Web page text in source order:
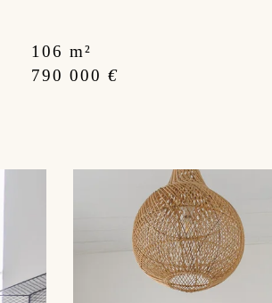
106 m²
790 000 €